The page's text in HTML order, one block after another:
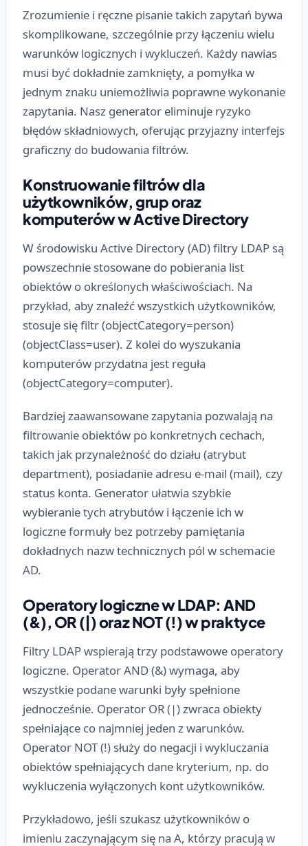
Zrozumienie i ręczne pisanie takich zapytań bywa
skomplikowane, szczególnie przy łączeniu wielu
warunków logicznych i wykluczeń. Każdy nawias
musi być dokładnie zamknięty, a pomyłka w
jednym znaku uniemożliwia poprawne wykonanie
zapytania. Nasz generator eliminuje ryzyko
błędów składniowych, oferując przyjazny interfejs
graficzny do budowania filtrów.
Konstruowanie filtrów dla
użytkowników, grup oraz
komputerów w Active Directory
W środowisku Active Directory (AD) filtry LDAP są
powszechnie stosowane do pobierania list
obiektów o określonych właściwościach. Na
przykład, aby znaleźć wszystkich użytkowników,
stosuje się filtr (objectCategory=person)
(objectClass=user). Z kolei do wyszukania
komputerów przydatna jest reguła
(objectCategory=computer).
Bardziej zaawansowane zapytania pozwalają na
filtrowanie obiektów po konkretnych cechach,
takich jak przynależność do działu (atrybut
department), posiadanie adresu e-mail (mail), czy
status konta. Generator ułatwia szybkie
wybieranie tych atrybutów i łączenie ich w
logiczne formuły bez potrzeby pamiętania
dokładnych nazw technicznych pól w schemacie
AD.
Operatory logiczne w LDAP: AND
(&), OR (|) oraz NOT (!) w praktyce
Filtry LDAP wspierają trzy podstawowe operatory
logiczne. Operator AND (&) wymaga, aby
wszystkie podane warunki były spełnione
jednocześnie. Operator OR (|) zwraca obiekty
spełniające co najmniej jeden z warunków.
Operator NOT (!) służy do negacji i wykluczania
obiektów spełniających dane kryterium, np. do
wykluczenia wyłączonych kont użytkowników.
Przykładowo, jeśli szukasz użytkowników o
imieniu zaczynającym się na A, którzy pracują w